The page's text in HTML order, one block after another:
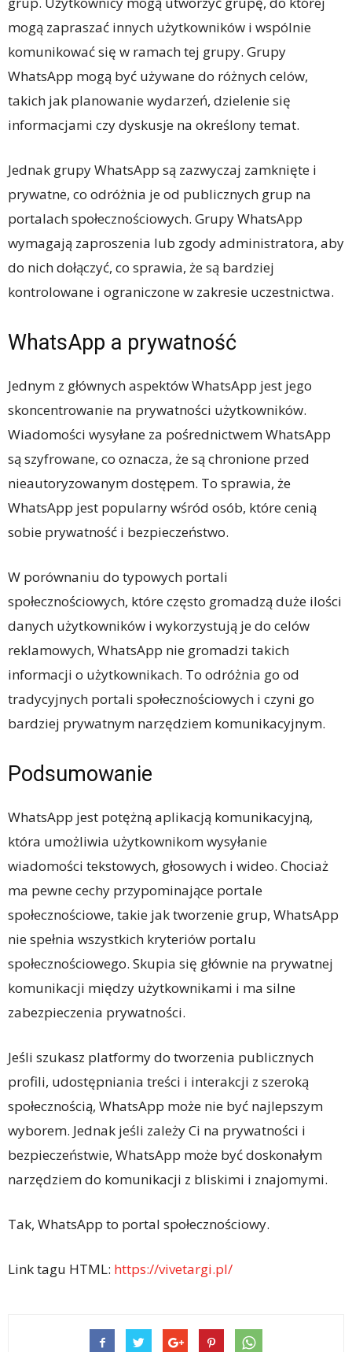
mogą zapraszać innych użytkowników i wspólnie
komunikować się w ramach tej grupy. Grupy
WhatsApp mogą być używane do różnych celów,
takich jak planowanie wydarzeń, dzielenie się
informacjami czy dyskusje na określony temat.
Jednak grupy WhatsApp są zazwyczaj zamknięte i
prywatne, co odróżnia je od publicznych grup na
portalach społecznościowych. Grupy WhatsApp
wymagają zaproszenia lub zgody administratora, aby
do nich dołączyć, co sprawia, że są bardziej
kontrolowane i ograniczone w zakresie uczestnictwa.
WhatsApp a prywatność
Jednym z głównych aspektów WhatsApp jest jego
skoncentrowanie na prywatności użytkowników.
Wiadomości wysyłane za pośrednictwem WhatsApp
są szyfrowane, co oznacza, że ​​są chronione przed
nieautoryzowanym dostępem. To sprawia, że ​​
WhatsApp jest popularny wśród osób, które cenią
sobie prywatność i bezpieczeństwo.
W porównaniu do typowych portali
społecznościowych, które często gromadzą duże ilości
danych użytkowników i wykorzystują je do celów
reklamowych, WhatsApp nie gromadzi takich
informacji o użytkownikach. To odróżnia go od
tradycyjnych portali społecznościowych i czyni go
bardziej prywatnym narzędziem komunikacyjnym.
Podsumowanie
WhatsApp jest potężną aplikacją komunikacyjną,
która umożliwia użytkownikom wysyłanie
wiadomości tekstowych, głosowych i wideo. Chociaż
ma pewne cechy przypominające portale
społecznościowe, takie jak tworzenie grup, WhatsApp
nie spełnia wszystkich kryteriów portalu
społecznościowego. Skupia się głównie na prywatnej
komunikacji między użytkownikami i ma silne
zabezpieczenia prywatności.
Jeśli szukasz platformy do tworzenia publicznych
profili, udostępniania treści i interakcji z szeroką
społecznością, WhatsApp może nie być najlepszym
wyborem. Jednak jeśli zależy Ci na prywatności i
bezpieczeństwie, WhatsApp może być doskonałym
narzędziem do komunikacji z bliskimi i znajomymi.
Tak, WhatsApp to portal społecznościowy.
Link tagu HTML: https://vivetargi.pl/